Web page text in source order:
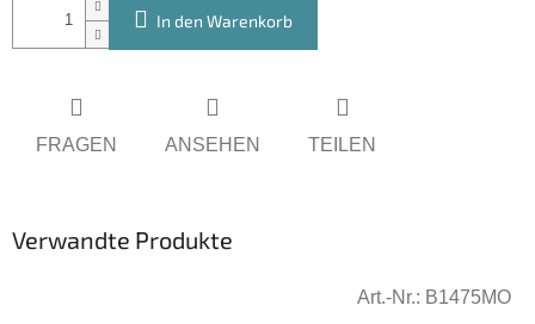
In den Warenkorb
FRAGEN ANSEHEN TEILEN
Verwandte Produkte
Art.-Nr.: B1475MO